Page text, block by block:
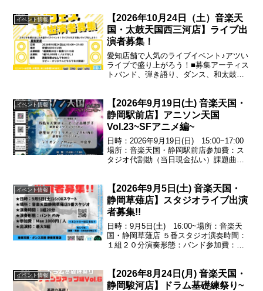
イベント情報
【2026年10月24日（土）音楽天
国・太鼓天国西三河店】ライブ出
演者募集！
愛知店舗で人気のライブイベント♪アツい
ライブで盛り上がろう！■募集アーティス
トバンド、弾き語り、ダンス、和太鼓な
+転換リハ15分）■場所安城RADIO
CLUB■...
イベント情報
【2026年9月19日(土) 音楽天国・
静岡駅前店】アニソン天国
Vol.23~SFアニメ編~
日時：2026年9月19日(日) 15:00~17:00
場所：音楽天国・静岡駅前店参加費：ス
タジオ代割勘（当日現金払い）課題曲残
♪AKINO（創聖のアクエリオン）ライ...
イベント情報
【2026年9月5日(土) 音楽天国・
静岡草薙店】スタジオライブ出演
者募集!!
日時：9月5日(土) 16:00~場所：音楽天
国・静岡草薙店 ５番スタジオ演奏時間：
１組２０分演奏形態：バンド参加費：
イベント情報
【2026年8月24日(月) 音楽天国・
静岡駿河店】ドラム基礎練祭り~